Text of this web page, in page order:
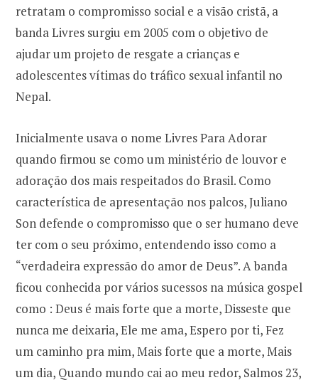
retratam o compromisso social e a visão cristã, a
banda Livres surgiu em 2005 com o objetivo de
ajudar um projeto de resgate a crianças e
adolescentes vítimas do tráfico sexual infantil no
Nepal.
Inicialmente usava o nome Livres Para Adorar
quando firmou se como um ministério de louvor e
adoração dos mais respeitados do Brasil. Como
característica de apresentação nos palcos, Juliano
Son defende o compromisso que o ser humano deve
ter com o seu próximo, entendendo isso como a
“verdadeira expressão do amor de Deus”. A banda
ficou conhecida por vários sucessos na música gospel
como : Deus é mais forte que a morte, Disseste que
nunca me deixaria, Ele me ama, Espero por ti, Fez
um caminho pra mim, Mais forte que a morte, Mais
um dia, Quando mundo cai ao meu redor, Salmos 23,